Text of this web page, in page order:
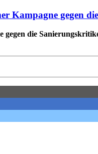
Kampagne gegen
die